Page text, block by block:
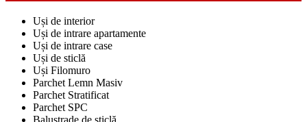
Uși de interior
Uși de intrare apartamente
Uși de intrare case
Uși de sticlă
Uși Filomuro
Parchet Lemn Masiv
Parchet Stratificat
Parchet SPC